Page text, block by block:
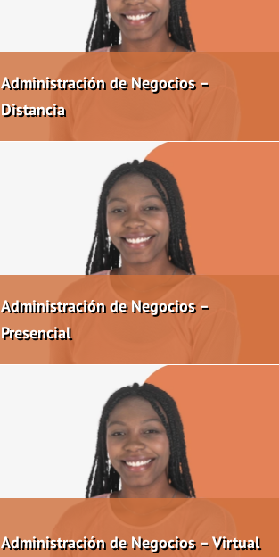
Administración de Negocios –
Distancia
Administración de Negocios –
Presencial
Administración de Negocios – Virtual